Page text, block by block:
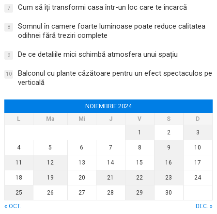
7 Cum să îți transformi casa într-un loc care te încarcă
8
Somnul în camere foarte luminoase poate reduce calitatea
odihnei fără treziri complete
9 De ce detaliile mici schimbă atmosfera unui spațiu
10
Balconul cu plante căzătoare pentru un efect spectaculos pe
verticală
NOIEMBRIE 2024
L Ma Mi J V S
D
1
2 3
4 5 6 7 8 9 10
11 12 13 14 15 16 17
18 19 20 21 22 23 24
25 26 27 28 29
30
« OCT.
DEC. »